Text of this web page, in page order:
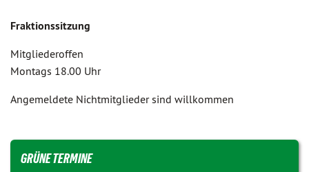
Fraktionssitzung
Mitgliederoffen
Montags 18.00 Uhr
Angemeldete Nichtmitglieder sind willkommen
GRÜNE TERMINE